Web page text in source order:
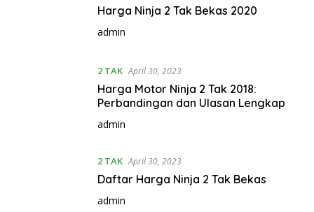
Harga Ninja 2 Tak Bekas 2020
admin
2 TAK April 30, 2023
Harga Motor Ninja 2 Tak 2018:
Perbandingan dan Ulasan Lengkap
admin
2 TAK April 30, 2023
Daftar Harga Ninja 2 Tak Bekas
admin